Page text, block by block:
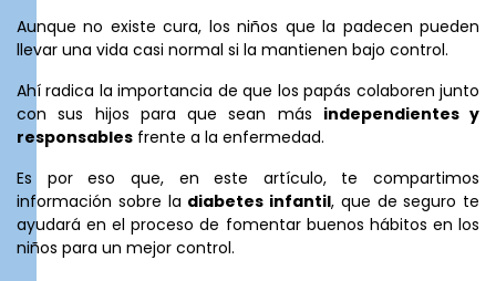
Aunque no existe cura, los niños que la padecen pueden
llevar una vida casi normal si la mantienen bajo control.
Ahí radica la importancia de que los papás colaboren junto
con sus hijos para que sean más independientes y
responsables frente a la enfermedad.
Es por eso que, en este artículo, te compartimos
información sobre la diabetes infantil, que de seguro te
ayudará en el proceso de fomentar buenos hábitos en los
niños para un mejor control.